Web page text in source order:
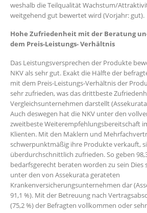
weshalb die Teilqualität Wachstum/
weitgehend gut bewertet wird (Vorjahr: gut).
Hohe Zufriedenheit mit der Beratung
dem Preis-Leistungs- Verhältnis
Das Leistungsversprechen der Produkte
NKV als sehr gut. Exakt die Hälfte der
mit dem Preis-Leistungs-Verhältnis der
sehr zufrieden, was das drittbeste
Vergleichsunternehmen darstellt
Auch deswegen hat die NKV unter den
zweitbeste Weiterempfehlungsbereitschaft
Klienten. Mit den Maklern und
schwerpunktmäßig ihre Produkte verkauft,
überdurchschnittlich zufrieden. So geben
bedarfsgerecht beraten worden zu sein
unter den von Assekurata gerateten
Krankenversicherungsunternehmen dar
91,1 %). Mit der Betreuung nach
(75,2 %) der Befragten vollkommen oder